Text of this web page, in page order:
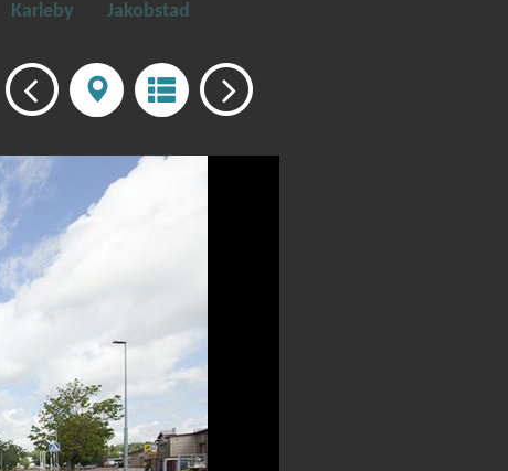
Karleby Jakobstad